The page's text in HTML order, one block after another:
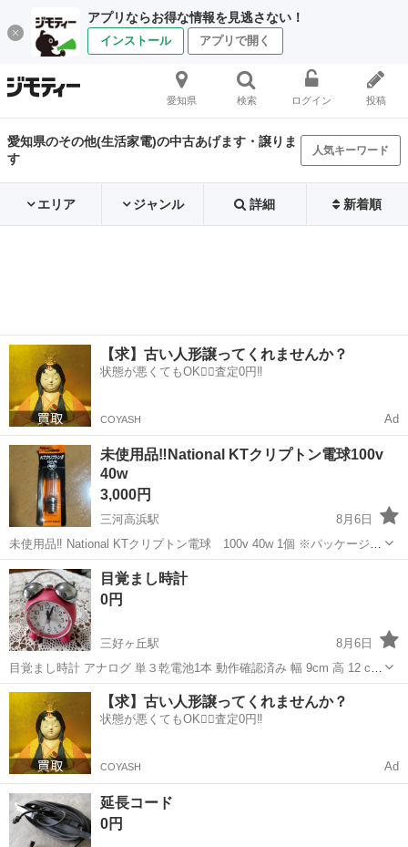
アプリならお得な情報を見逃さない！
インストール アプリで開く
愛知県 検索 ログイン 投稿
愛知県のその他(生活家電)の中古あげます・譲りま
す
人気キーワード
エリア ジャンル 詳細 新着順
【求】古い人形譲ってくれませんか？
状態が悪くてもOK🙆‍♀️査定0円‼️
COYASH Ad
未使用品‼️National KTクリプトン電球100v
40w
3,000円
三河高浜駅
8月6日
未使用品‼️ National KTクリプトン電球 100v 40w 1個 ※パッケージ折
れ目あり。 ※取りに来られる方でお願い致します。 ※キャンセル、返
品不可。 ※24時間以内にご返信致しますのでお急ぎの方N...
愛知 高浜市 三河高浜駅
目覚まし時計
0円
三好ヶ丘駅
8月6日
目覚まし時計 アナログ 単３乾電池1本 動作確認済み 幅 9cm 高 12 cm
奥 6 cm
愛知 みよし市 三好ヶ丘駅 生活家電
【求】古い人形譲ってくれませんか？
状態が悪くてもOK🙆‍♀️査定0円‼️
COYASH Ad
延長コード
0円